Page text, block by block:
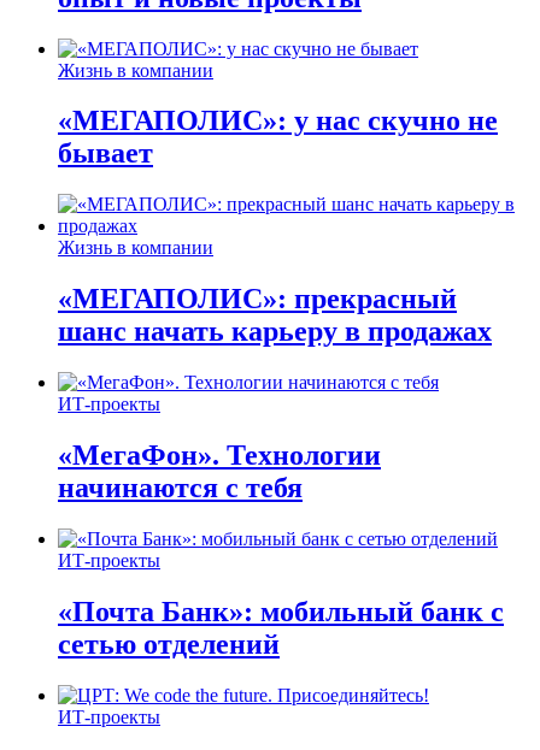
Жизнь в компании
«МЕГАПОЛИС»: у нас скучно не
бывает
Жизнь в компании
«МЕГАПОЛИС»: прекрасный
шанс начать карьеру в продажах
ИТ-проекты
«МегаФон». Технологии
начинаются с тебя
ИТ-проекты
«Почта Банк»: мобильный банк с
сетью отделений
ИТ-проекты